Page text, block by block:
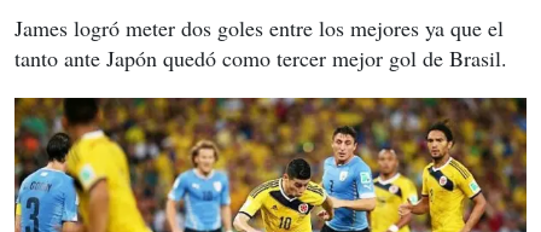
James logró meter dos goles entre los mejores ya que el
tanto ante Japón quedó como tercer mejor gol de Brasil.